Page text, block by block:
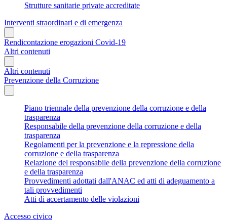
Strutture sanitarie private accreditate
Interventi straordinari e di emergenza
Rendicontazione erogazioni Covid-19
Altri contenuti
Altri contenuti
Prevenzione della Corruzione
Piano triennale della prevenzione della corruzione e della
trasparenza
Responsabile della prevenzione della corruzione e della
trasparenza
Regolamenti per la prevenzione e la repressione della
corruzione e della trasparenza
Relazione del responsabile della prevenzione della corruzione
e della trasparenza
Provvedimenti adottati dall'ANAC ed atti di adeguamento a
tali provvedimenti
Atti di accertamento delle violazioni
Accesso civico